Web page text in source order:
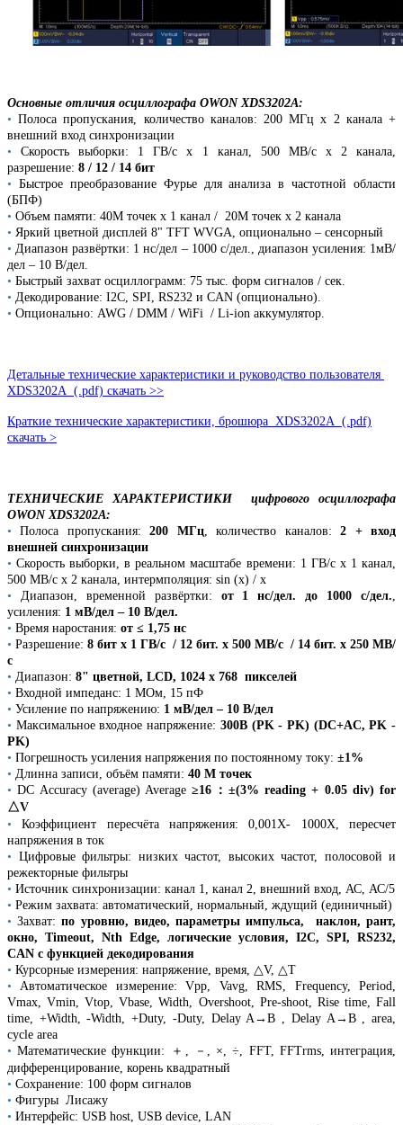
Основные отличия осциллографа OWON XDS3202A:
•Полоса пропускания, количество каналов: 200 МГц х 2 канала +
внешний вход синхронизации
•Скорость выборки: 1 ГВ/с х 1 канал, 500 МВ/с х 2 канала,
разрешение: 8 / 12 / 14 бит
• Быстрое преобразование Фурье для анализа в частотной области
(БПФ)
• Объем памяти: 40М точек х 1 канал / 20М точек х 2 канала
• Яркий цветной дисплей 8" TFT WVGA, опционально – сенсорный
•Диапазон развёртки: 1 нс/дел – 1000 с/дел., диапазон усиления: 1мВ/
дел – 10 В/дел.
• Быстрый захват осциллограмм: 75 тыс. форм сигналов / сек.
• Декодирование: I2C, SPI, RS232 и CAN (опционально).
• Опционально: AWG / DMM / WiFi / Li-ion аккумулятор.
Детальные технические характеристики и руководство пользователя
XDS3202A (.pdf) скачать >>
Краткие технические характеристики, брошюра XDS3202A (.pdf)
скачать >
ТЕХНИЧЕСКИЕ ХАРАКТЕРИСТИКИ цифрового осциллографа
OWON XDS3202A:
•Полоса пропускания:200 МГц, количество каналов:2 + вход
внешней синхронизации
•Скорость выборки, в реальном масштабе времени: 1 ГВ/с х 1 канал,
500 МВ/с х 2 канала, интермполяция: sin (x) / x
• Диапазон, временной развёртки: от 1 нс/дел. до 1000 с/дел.,
усиления: 1 мВ/дел – 10 В/дел.
• Время наростания: от ≤ 1,75 нс
• Разрешение: 8 бит х 1 ГВ/с / 12 бит. х 500 МВ/с / 14 бит. х 250 МВ/
с
• Диапазон: 8" цветной, LCD, 1024 x 768 пикселей
• Входной импеданс: 1 МОм, 15 пФ
• Усиление по напряжению: 1 мВ/дел – 10 В/дел
• Максимальное входное напряжение: 300В (PK - PK) (DC+AC, PK -
PK)
• Погрешность усиления напряжения по постоянному току: ±1%
• Длинна записи, объём памяти: 40 М точек
•DC Accuracy (average) Average≥16：±(3% reading + 0.05 div) for
△V
•Коэффициент пересчёта напряжения: 0,001X- 1000X, пересчет
напряжения в ток
• Цифровые фильтры: низких частот, высоких частот, полосовой и
режекторные фильтры
• Источник синхронизации: канал 1, канал 2, внешний вход, АС, АС/5
• Режим захвата: автоматический, нормальный, ждущий (единичный)
•Захват:по уровню, видео, параметры импульса, наклон, рант,
окно, Timeout, Nth Edge, логические условия, I2C, SPI, RS232,
CAN с функцией декодирования
• Курсорные измерения: напряжение, время, △V, △T
•Автоматическое измерение: Vpp, Vavg, RMS, Frequency, Period,
Vmax, Vmin, Vtop, Vbase, Width, Overshoot, Pre-shoot, Rise time, Fall
time, +Width, -Width, +Duty, -Duty, Delay A→B , Delay A→B , area,
cycle area
•Математические функции: ＋, －, ×, ÷, FFT, FFTrms, интеграция,
дифференцирование, корень квадратный
• Сохранение: 100 форм сигналов
• Фигуры Лисажу
• Интерфейс: USB host, USB device, LAN